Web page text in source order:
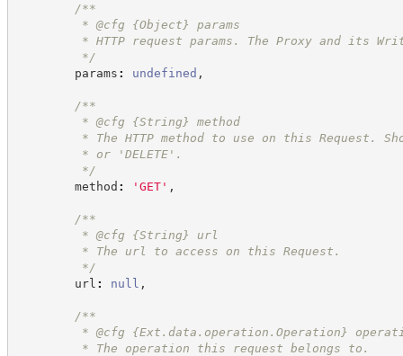
/**
* @cfg {Object}
params
* HTTP request params. The Proxy and its
*/
params : undefined ,
/**
* @cfg {String}
method
* The HTTP method to use on this Request.
* or 'DELETE'.
*/
method : ' GET' ,
/**
* @cfg {String}
url
* The url to access on this Request.
*/
url : null ,
/**
* @cfg {Ext.data.operation.Operation}
* The operation this request belongs to.